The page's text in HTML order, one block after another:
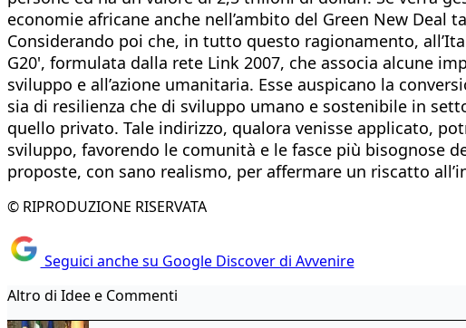
economie africane anche nell’ambito del Green New Deal
Considerando poi che, in tutto questo ragionamento,
G20', formulata dalla rete Link 2007, che associa alcune
sviluppo e all’azione umanitaria. Esse auspicano la
sia di resilienza che di sviluppo umano e sostenibile in
quello privato. Tale indirizzo, qualora venisse applicato,
sviluppo, favorendo le comunità e le fasce più bisognose
proposte, con sano realismo, per affermare un riscatto
© RIPRODUZIONE RISERVATA
Seguici anche su Google Discover di Avvenire
Altro di Idee e Commenti